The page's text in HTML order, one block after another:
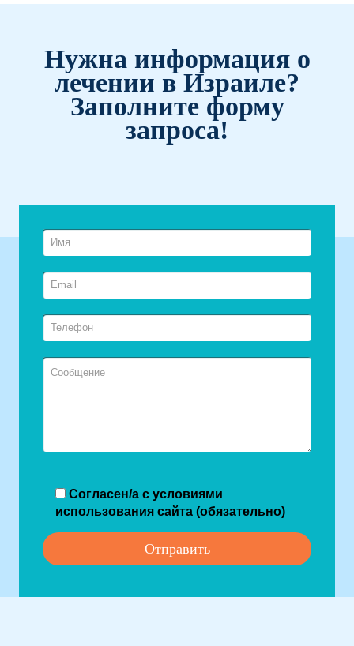
Нужна информация о
лечении в Израиле?
Заполните форму
запроса!
Согласен/а с условиями
использования сайта (обязательно)